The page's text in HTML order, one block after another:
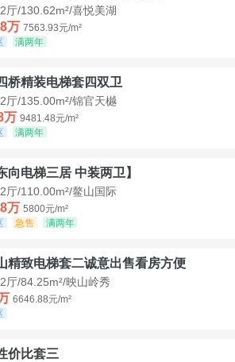
厅/130.62m²/喜悦美湖
万 7563.93元/m²
满两年
桥精装电梯套四双卫
厅/135.00m²/锦官天樾
万 9481.48元/m²
满两年
向电梯三居 中装两卫】
厅/110.00m²/鳌山国际
万 5800元/m²
急售 满两年
精致电梯套二诚意出售看房方便
厅/84.25m²/映山岭秀
6646.88元/m²
价比套三